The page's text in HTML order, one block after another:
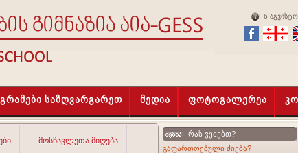
6
საზღვარგარეთ მედია ფოტოგალერეა
გაფართოებული ძიება?
ᲛᲝᲡᲬᲐᲕᲚᲔᲗᲐ ᲛᲘᲦᲔᲑᲐ